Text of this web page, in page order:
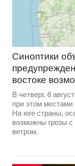
Синоптики
востоке
В четверг, 6
при этом
На юге страны,
возможны грозы
ветром.